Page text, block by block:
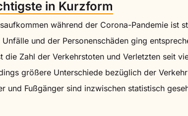
in Kurzform
während der Corona-Pandemie ist
Unfälle und der Personenschäden ging
die Zahl der Verkehrstoten und Verletzten seit
größere Unterschiede bezüglich der
und Fußgänger sind inzwischen statistisch